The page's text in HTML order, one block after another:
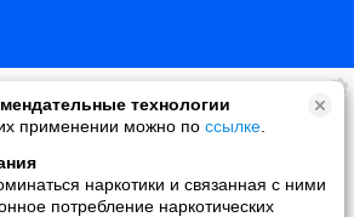
технологии
применении можно по ссылке
наркотики и связанная с ними
потребление наркотических